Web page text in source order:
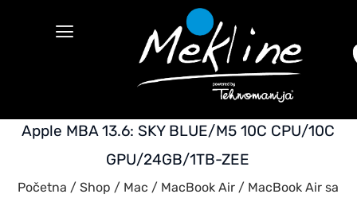
Apple MBA 13.6: SKY BLUE/M5 10C CPU/10C
GPU/24GB/1TB-ZEE
Početna / Shop / Mac / MacBook Air/ MacBook Air sa